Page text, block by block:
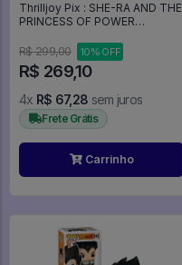
Thrilljoy Pix : SHE-RA AND THE
PRINCESS OF POWER
Masters Of The Universe
R$ 299,00 10% OFF
R$ 269,10
4x R$ 67,28 sem juros
Frete Grátis
Carrinho